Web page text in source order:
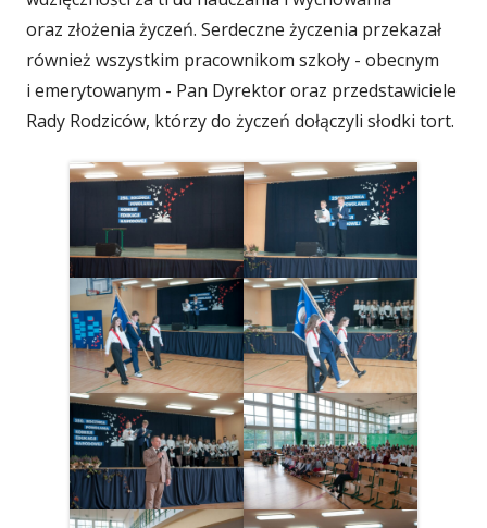
oraz złożenia życzeń. Serdeczne życzenia przekazał
również wszystkim pracownikom szkoły - obecnym
i emerytowanym - Pan Dyrektor oraz przedstawiciele
Rady Rodziców, którzy do życzeń dołączyli słodki tort.